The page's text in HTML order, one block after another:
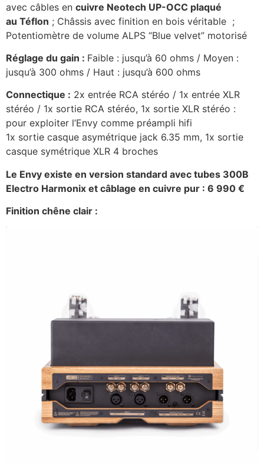
avec câbles en cuivre Neotech UP-OCC plaqué
au Téflon ; Châssis avec finition en bois véritable ;
Potentiomètre de volume ALPS “Blue velvet” motorisé
Réglage du gain : Faible : jusqu’à 60 ohms / Moyen :
jusqu’à 300 ohms / Haut : jusqu’à 600 ohms
Connectique : 2x entrée RCA stéréo / 1x entrée XLR
stéréo / 1x sortie RCA stéréo, 1x sortie XLR stéréo :
pour exploiter l’Envy comme préampli hifi
1x sortie casque asymétrique jack 6.35 mm, 1x sortie
casque symétrique XLR 4 broches
Le Envy existe en version standard avec tubes 300B
Electro Harmonix et câblage en cuivre pur : 6 990 €
Finition chêne clair :